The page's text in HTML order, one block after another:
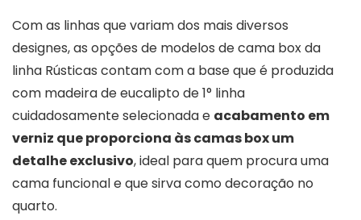
Com as linhas que variam dos mais diversos
designes, as opções de modelos de cama box da
linha Rústicas contam com a base que é produzida
com madeira de eucalipto de 1° linha
cuidadosamente selecionada e acabamento em
verniz que proporciona às camas box um
detalhe exclusivo, ideal para quem procura uma
cama funcional e que sirva como decoração no
quarto.